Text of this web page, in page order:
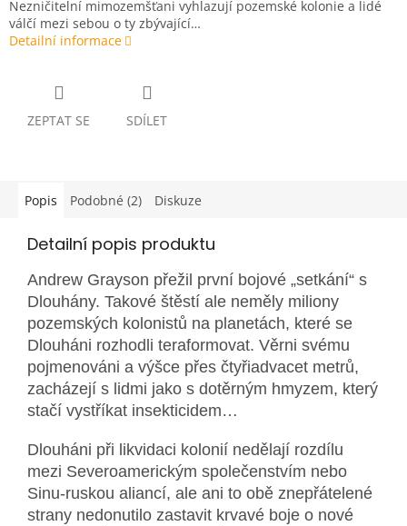
Nezničitelní mimozemšťani vyhlazují pozemské kolonie a lidé
válčí mezi sebou o ty zbývající…
Detailní informace
ZEPTAT SE SDÍLET
Popis Podobné (2) Diskuze
Detailní popis produktu
Andrew Grayson přežil první bojové „setkání“ s
Dlouhány. Takové štěstí ale neměly miliony
pozemských kolonistů na planetách, které se
Dlouháni rozhodli teraformovat. Věrni svému
pojmenováni a výšce přes čtyřiadvacet metrů,
zacházejí s lidmi jako s dotěrným hmyzem, který
stačí vystříkat insekticidem…
Dlouháni při likvidaci kolonií nedělají rozdílu
mezi Severoamerickým společenstvím nebo
Sinu-ruskou aliancí, ale ani to obě znepřátelené
strany nedonutilo zastavit krvavé boje o nové